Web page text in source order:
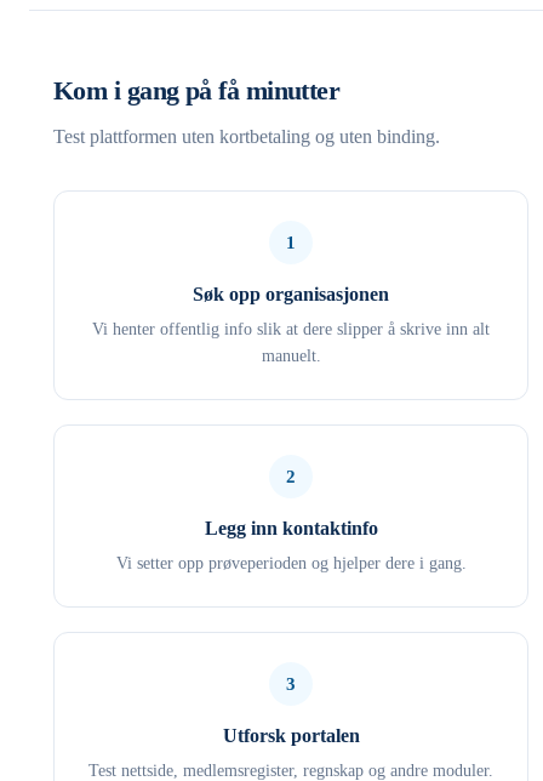
Kom i gang på få minutter
Test plattformen uten kortbetaling og uten binding.
1
Søk opp organisasjonen
Vi henter offentlig info slik at dere slipper å skrive inn alt
manuelt.
2
Legg inn kontaktinfo
Vi setter opp prøveperioden og hjelper dere i gang.
3
Utforsk portalen
Test nettside, medlemsregister, regnskap og andre moduler.